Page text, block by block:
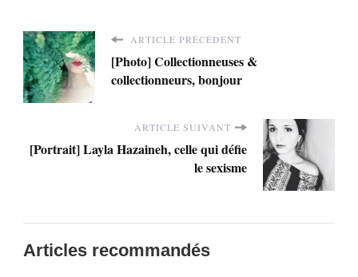
ARTICLE PRÉCÉDENT
[Photo] Collectionneuses &
collectionneurs, bonjour
ARTICLE SUIVANT
[Portrait] Layla Hazaineh, celle qui défie
le sexisme
Articles recommandés